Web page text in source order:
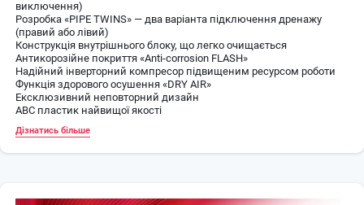
виключення)
Розробка «PIPE TWINS» — два варіанта підключення дренажу
(правий або лівий)
Конструкція внутрішнього блоку, що легко очищається
Антикорозійне покриття «Anti-corrosion FLASH»
Надійний інверторний компресор підвищеним ресурсом роботи
Функція здорового осушення «DRY AIR»
Ексклюзивний неповторний дизайн
ABC пластик найвищої якості
LIGHTS»
Дізнатись більше